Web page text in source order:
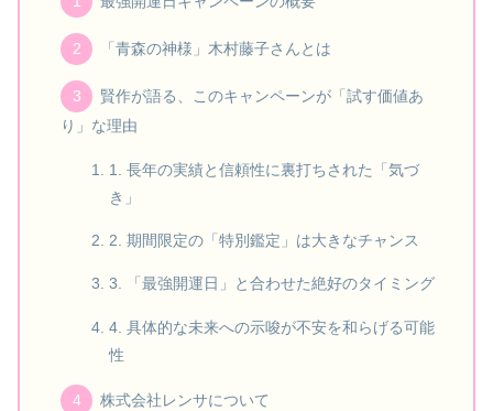
「青森の神様」木村藤子さんとは
賢作が語る、このキャンペーンが「試す価値あ
り」な理由
1. 長年の実績と信頼性に裏打ちされた「気づ
き」
2. 期間限定の「特別鑑定」は大きなチャンス
3. 「最強開運日」と合わせた絶好のタイミング
4. 具体的な未来への示唆が不安を和らげる可能
性
株式会社レンサについて